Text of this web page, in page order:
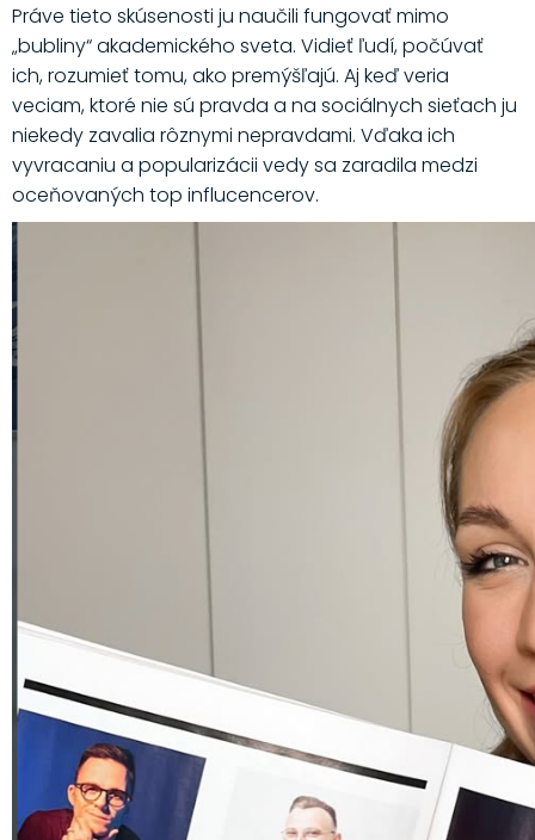
Práve tieto skúsenosti ju naučili fungovať mimo
„bubliny“ akademického sveta. Vidieť ľudí, počúvať
ich, rozumieť tomu, ako premýšľajú. Aj keď veria
veciam, ktoré nie sú pravda a na sociálnych sieťach ju
niekedy zavalia rôznymi nepravdami. Vďaka ich
vyvracaniu a popularizácii vedy sa zaradila medzi
oceňovaných top influcencerov.